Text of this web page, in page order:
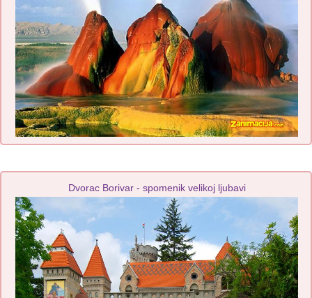
Dvorac Borivar - spomenik velikoj ljubavi